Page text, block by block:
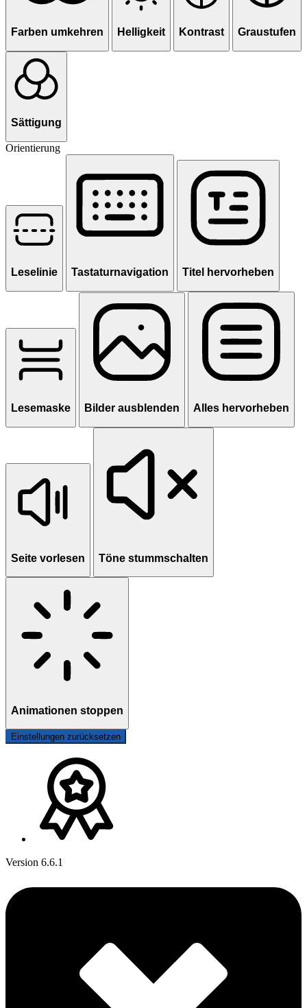
Farben umkehren Helligkeit Kontrast Graustufen
Sättigung
Orientierung
Leselinie Tastaturnavigation Titel hervorheben
Lesemaske Bilder ausblenden Alles hervorheben
Seite vorlesen Töne stummschalten
Animationen stoppen
Einstellungen zurücksetzen
Version 6.6.1